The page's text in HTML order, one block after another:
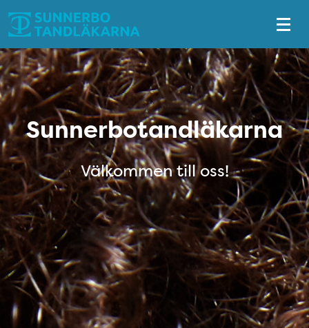
Tillgänglighetsmeny
xx
Sunnerbotandläkarna
Välkommen till oss!